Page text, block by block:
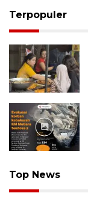
Terpopuler
Top News